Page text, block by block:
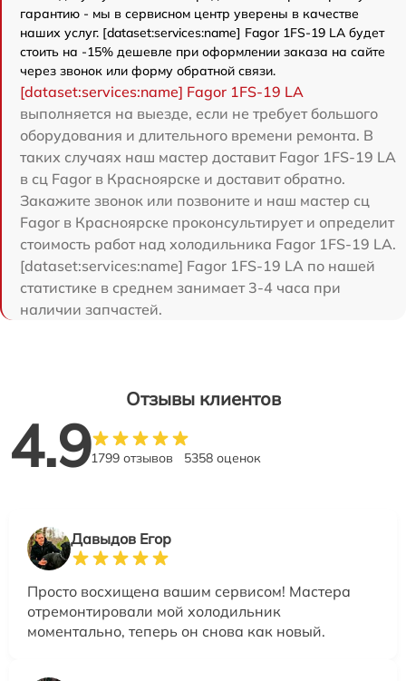
гарантию - мы в сервисном центр уверены в качестве
наших услуг. [dataset:services:name] Fagor 1FS-19 LA будет
стоить на -15% дешевле при оформлении заказа на сайте
через звонок или форму обратной связи.
[dataset:services:name] Fagor 1FS-19 LA
выполняется на выезде, если не требует большого
оборудования и длительного времени ремонта. В
таких случаях наш мастер доставит Fagor 1FS-19 LA
в сц Fagor в Красноярске и доставит обратно.
Закажите звонок или позвоните и наш мастер сц
Fagor в Красноярске проконсультирует и определит
стоимость работ над холодильника Fagor 1FS-19 LA.
[dataset:services:name] Fagor 1FS-19 LA по нашей
статистике в среднем занимает 3-4 часа при
наличии запчастей.
Отзывы клиентов
4.91799 отзывов 5358 оценок
Давыдов Егор
Просто восхищена вашим сервисом! Мастера
отремонтировали мой холодильник
моментально, теперь он снова как новый.